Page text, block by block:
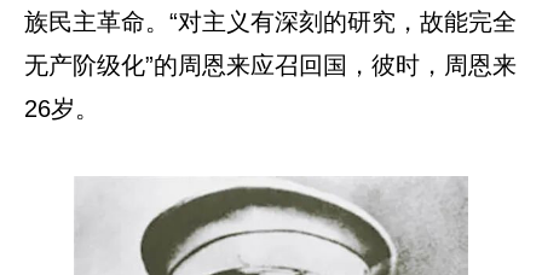
族民主革命。“对主义有深刻的研究，故能完全
无产阶级化”的周恩来应召回国，彼时，周恩来
26岁。